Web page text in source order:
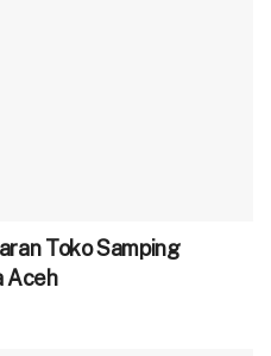
Toko Samping
Aceh